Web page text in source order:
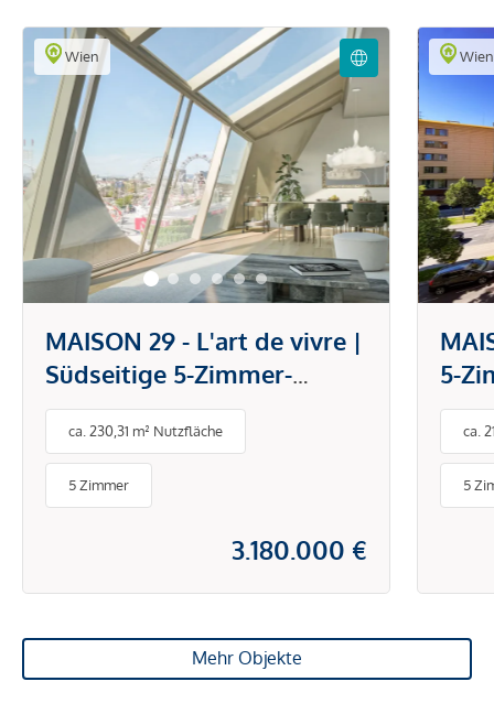
Wien
MAISON 29 - L'art de vivre |
Südseitige 5-Zimmer-
Maisonette mit
Dachterrasse und privatem
Liftausstieg! Blick über den
Prater!
ca. 230,31 m² Nutzfläche
5 Zimmer
3.180.000 €
Wien
5-
ca.
5
Mehr Objekte